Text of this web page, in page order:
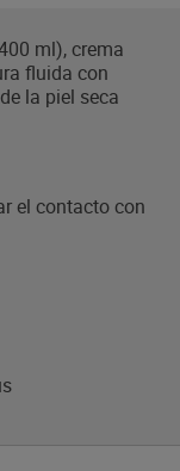
ml), crema
fluida con
la piel seca
el contacto con